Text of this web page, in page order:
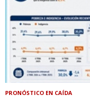
PRONÓSTICO EN CAÍDA